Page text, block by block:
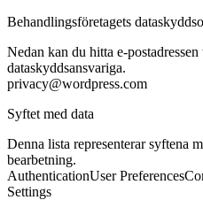
Behandlingsföretagets
Nedan kan du hitta e-
dataskyddsansvariga.
privacy@wordpress.com
Syftet med data
Denna lista representerar syftena
bearbetning.
AuthenticationUser Preferences
Settings